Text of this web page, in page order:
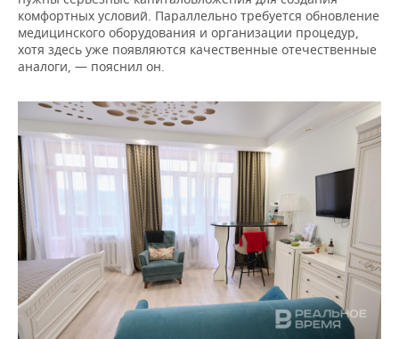
комфортных условий. Параллельно требуется обновление
медицинского оборудования и организации процедур,
хотя здесь уже появляются качественные отечественные
аналоги, — пояснил он.